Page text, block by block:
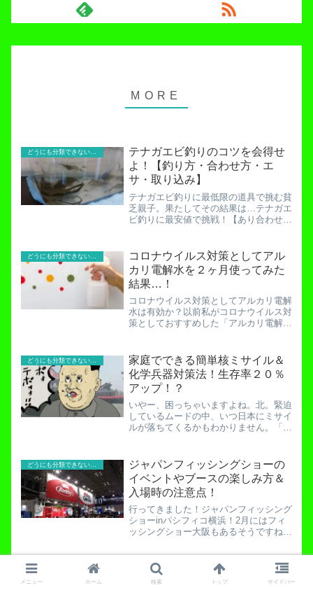
テナガエビ釣りのコツを会得せ
よ！【釣り方・合わせ方・エ
サ・取り込み】
テナガエビ釣りに最低限の道具で挑む貧
乏親子。果たしてその結果は…テナガエ
ビ釣りに最安値で挑戦！【あり合わせの
す。水の生き物達はみんなストラクチャ
ー（障害物）が大好き。我...
コロナウイルス対策としてアル
カリ電解水を２ヶ月使ってみた
結果…！
コロナウイルス対策としてアルカリ電解
水は有効か？以前私がコロナウイルス対
策としておすすめした「アルカリ電解
ウイルス対策の除菌スプレーが１００均
に！アルコールの代用に！ア...
家庭でできる簡単核ミサイル＆
化学兵器対策法！生存率２０％
アップ！？
いやー、困っちゃいますよね。北。緊迫
しているムードの中、いつ日本にミサイ
ルが落ちてくるかもわかりません。「そ
手軽ミサイル対策法を読んで最低限の対
策知識を持っておくと安心...
ジャパンフィッシングショーの
イベントやブースの楽しみ方＆
入場時の注意点！
行ってきました！ジャパンフィッシング
ショーinパシフィコ横浜！2月にはフィ
ッシングショー大阪もあるそうですね。
行こうとしている方にも参考になるかも
知れません。何故なら、横浜で開かれた
ジャパンフィッシングシ...
どうにも分類できないお役立ち記事！
ロッドのネーミングの由来と
は？釣り具メーカーの熱い想
メニュー ホーム 検索 トップ サイドバー